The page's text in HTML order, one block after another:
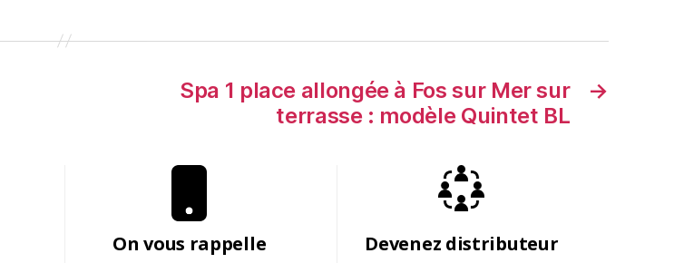
→
Spa 1 place allongée à Fos sur Mer sur
terrasse : modèle Quintet BL
On vous rappelle Devenez distributeur